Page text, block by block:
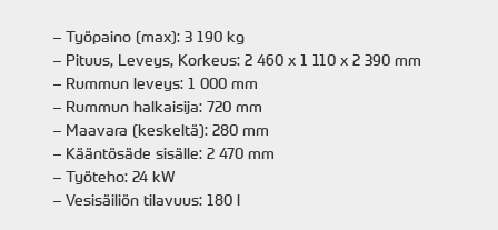
– Työpaino (max): 3 190 kg
– Pituus, Leveys, Korkeus: 2 460 x 1 110 x 2 390 mm
– Rummun leveys: 1 000 mm
– Rummun halkaisija: 720 mm
– Maavara (keskeltä): 280 mm
– Kääntösäde sisälle: 2 470 mm
– Työteho: 24 kW
– Vesisäiliön tilavuus: 180 l